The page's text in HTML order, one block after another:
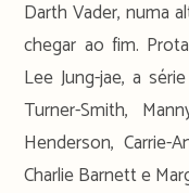
Darth Vader, numa
chegar ao fim.
Lee Jung-jae, a
Turner-Smith,
Henderson, Carrie-
Charlie Barnett e